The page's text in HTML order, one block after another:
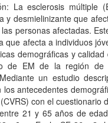
La esclerosis múltiple
y desmielinizante que
personas afectadas.
que afecta a individuos
demográficas y
de EM de la región de
un estudio
los antecedentes
con el cuestionario
21 y 65 años de